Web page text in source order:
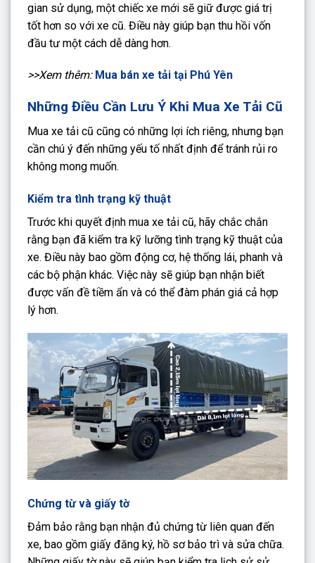
gian sử dụng, một chiếc xe mới sẽ giữ được giá trị
tốt hơn so với xe cũ. Điều này giúp bạn thu hồi vốn
đầu tư một cách dễ dàng hơn.
>>Xem thêm: Mua bán xe tải tại Phú Yên
Những Điều Cần Lưu Ý Khi Mua Xe Tải Cũ
Mua xe tải cũ cũng có những lợi ích riêng, nhưng bạn
cần chú ý đến những yếu tố nhất định để tránh rủi ro
không mong muốn.
Kiểm tra tình trạng kỹ thuật
Trước khi quyết định mua xe tải cũ, hãy chắc chắn
rằng bạn đã kiểm tra kỹ lưỡng tình trạng kỹ thuật của
xe. Điều này bao gồm động cơ, hệ thống lái, phanh và
các bộ phận khác. Việc này sẽ giúp bạn nhận biết
được vấn đề tiềm ẩn và có thể đàm phán giá cả hợp
lý hơn.
Chứng từ và giấy tờ
Đảm bảo rằng bạn nhận đủ chứng từ liên quan đến
xe, bao gồm giấy đăng ký, hồ sơ bảo trì và sửa chữa.